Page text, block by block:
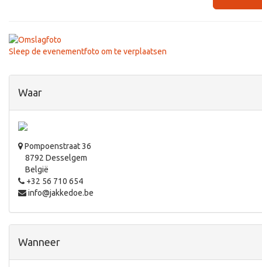
Sleep de evenementfoto om te verplaatsen
Waar
Pompoenstraat 36
8792 Desselgem
België
+32 56 710 654
info@jakkedoe.be
Wanneer